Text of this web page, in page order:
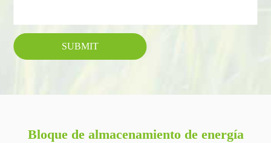
SUBMIT
Bloque de almacenamiento de energía